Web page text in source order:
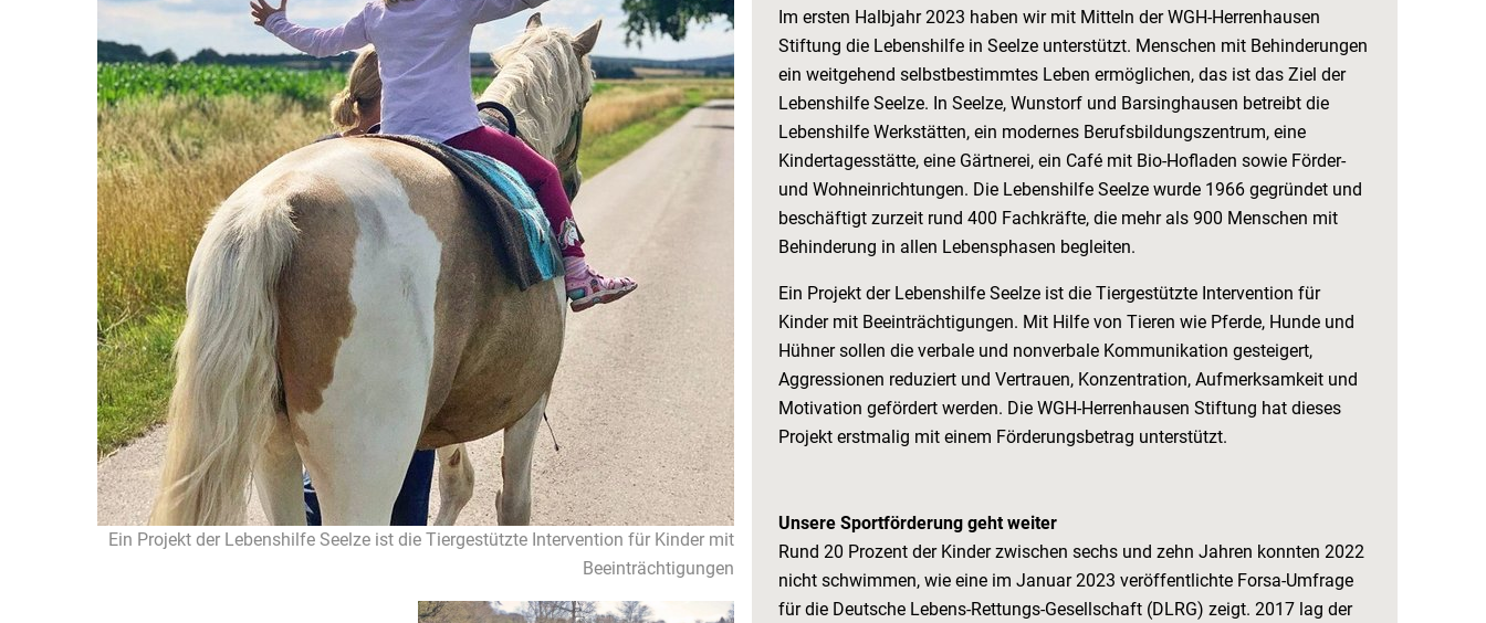
Ein Projekt der Lebenshilfe Seelze ist die Tier­gestützte Intervention für Kinder mit
Beeinträchtigungen
Im ersten Halbjahr 2023 haben wir mit Mitteln der WGH-Herrenhausen
Stiftung die Lebenshilfe in Seelze unterstützt. Menschen mit Behinderungen
ein weitgehend selbstbestimmtes Leben ermöglichen, das ist das Ziel der
Lebenshilfe Seelze. In Seelze, Wunstorf und Barsinghausen betreibt die
Lebenshilfe Werkstätten, ein modernes Berufsbildungszentrum, eine
Kindertagesstätte, eine Gärtnerei, ein Café mit Bio-Hofladen sowie Förder-
und Wohneinrichtungen. Die Lebenshilfe Seelze wurde 1966 gegründet und
beschäftigt zurzeit rund 400 Fachkräfte, die mehr als 900 Menschen mit
Behinderung in allen Lebensphasen begleiten.
Ein Projekt der Lebenshilfe Seelze ist die Tier­gestützte Intervention für
Kinder mit Beeinträchtigungen. Mit Hilfe von Tieren wie Pferde, Hunde und
Hühner sollen die verbale und nonverbale Kommunikation gesteigert,
Aggressionen reduziert und Vertrauen, Konzentration, Aufmerksamkeit und
Motivation gefördert werden. Die WGH-Herrenhausen Stiftung hat dieses
Projekt erstmalig mit einem Förderungsbetrag unterstützt.
Unsere Sportförderung geht weiter
Rund 20 Prozent der Kinder zwischen sechs und zehn Jahren konnten 2022
nicht schwimmen, wie eine im Januar 2023 veröffentlichte Forsa-­Umfrage
für die Deutsche Lebens-Rettungs-Gesellschaft (DLRG) zeigt. 2017 lag der